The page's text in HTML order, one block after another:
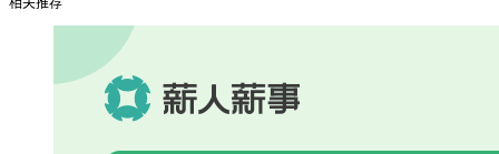
相关推荐